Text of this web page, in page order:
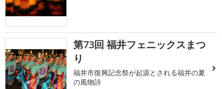
第73回 福井フェニックスまつ
り
福井市復興記念祭が起源とされる福井の夏
の風物詩